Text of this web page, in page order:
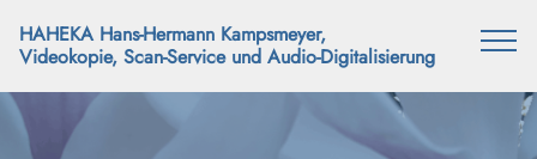
HAHEKA Hans-Hermann Kampsmeyer,
Videokopie, Scan-Service und Audio-Digitalisierung